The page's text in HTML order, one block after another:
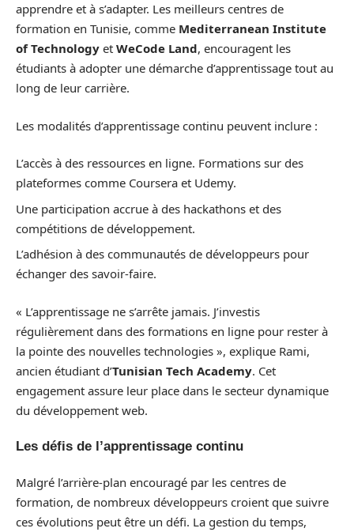
apprendre et à s’adapter. Les meilleurs centres de
formation en Tunisie, comme Mediterranean Institute
of Technology et WeCode Land, encouragent les
étudiants à adopter une démarche d’apprentissage tout au
long de leur carrière.
Les modalités d’apprentissage continu peuvent inclure :
L’accès à des ressources en ligne. Formations sur des
plateformes comme Coursera et Udemy.
Une participation accrue à des hackathons et des
compétitions de développement.
L’adhésion à des communautés de développeurs pour
échanger des savoir-faire.
« L’apprentissage ne s’arrête jamais. J’investis
régulièrement dans des formations en ligne pour rester à
la pointe des nouvelles technologies », explique Rami,
ancien étudiant d’Tunisian Tech Academy. Cet
engagement assure leur place dans le secteur dynamique
du développement web.
Les défis de l’apprentissage continu
Malgré l’arrière-plan encouragé par les centres de
formation, de nombreux développeurs croient que suivre
ces évolutions peut être un défi. La gestion du temps,